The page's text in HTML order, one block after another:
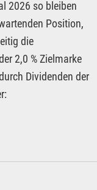
2026 so bleiben
Position,
die
2,0 % Zielmarke
Dividenden der